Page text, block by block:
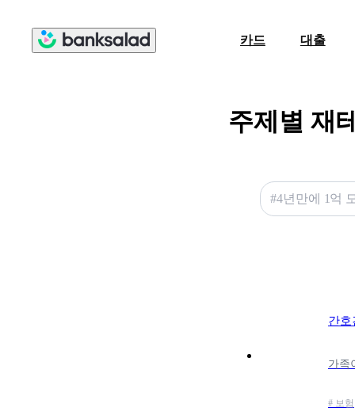
카드 대출
주제별 재
#4년만에 1억
간호
# 보험